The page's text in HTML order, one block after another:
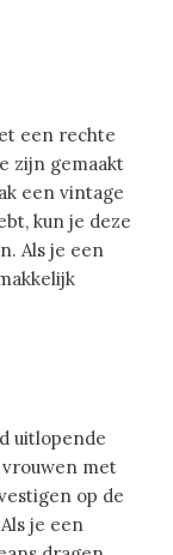
een rechte
zijn gemaakt
een vintage
kun je deze
Als je een
uitlopende
met
op de
je een